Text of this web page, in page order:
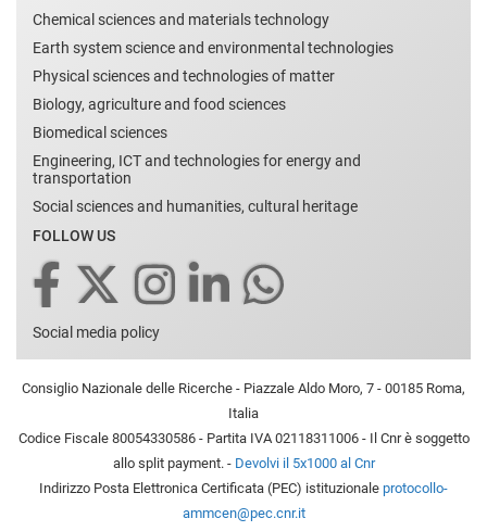
Chemical sciences and materials technology
Earth system science and environmental technologies
Physical sciences and technologies of matter
Biology, agriculture and food sciences
Biomedical sciences
Engineering, ICT and technologies for energy and
transportation
Social sciences and humanities, cultural heritage
FOLLOW US
Social media policy
Consiglio Nazionale delle Ricerche - Piazzale Aldo Moro, 7 - 00185 Roma,
Italia
Codice Fiscale 80054330586 - Partita IVA 02118311006 - Il Cnr è soggetto
allo split payment. - Devolvi il 5x1000 al Cnr
Indirizzo Posta Elettronica Certificata (PEC) istituzionale protocollo-
ammcen@pec.cnr.it